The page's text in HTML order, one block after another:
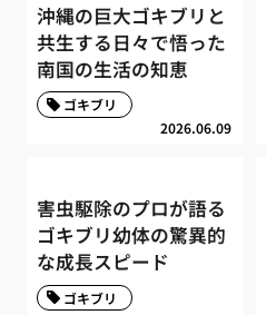
沖縄の巨大ゴキブリと
共生する日々で悟った
南国の生活の知恵
2026.06.09
ゴキブリ
害虫駆除のプロが語る
ゴキブリ幼体の驚異的
な成長スピード
ゴキブリ